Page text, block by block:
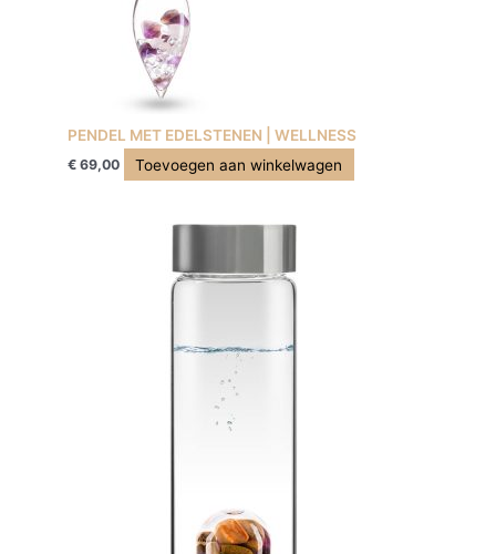
PENDEL MET EDELSTENEN | WELLNESS
€ 69,00 Toevoegen aan winkelwagen